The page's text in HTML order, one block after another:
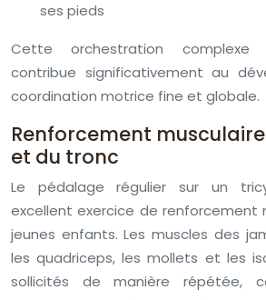
ses pieds
Cette orchestration complexe
contribue significativement au
coordination motrice fine et globale.
Renforcement
et du tronc
Le pédalage régulier sur un
excellent exercice de renforcement
jeunes enfants. Les muscles des
les quadriceps, les mollets et les
sollicités de manière répétée,